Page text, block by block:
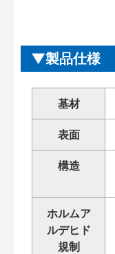
製品仕様
基材
表面
構造
ホルムア
ルデヒド
規制